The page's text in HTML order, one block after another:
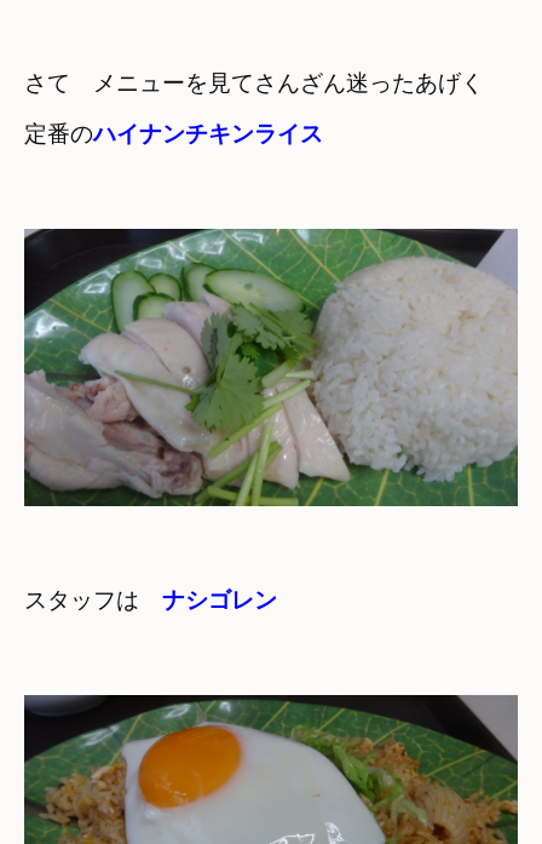
さて　メニューを見てさんざん迷ったあげく
定番のハイナンチキンライス
スタッフは ナシゴレン